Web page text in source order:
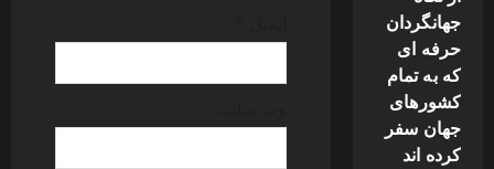
جهانگردان
حرفه ای
که به تمام
کشورهای
جهان سفر
کرده اند